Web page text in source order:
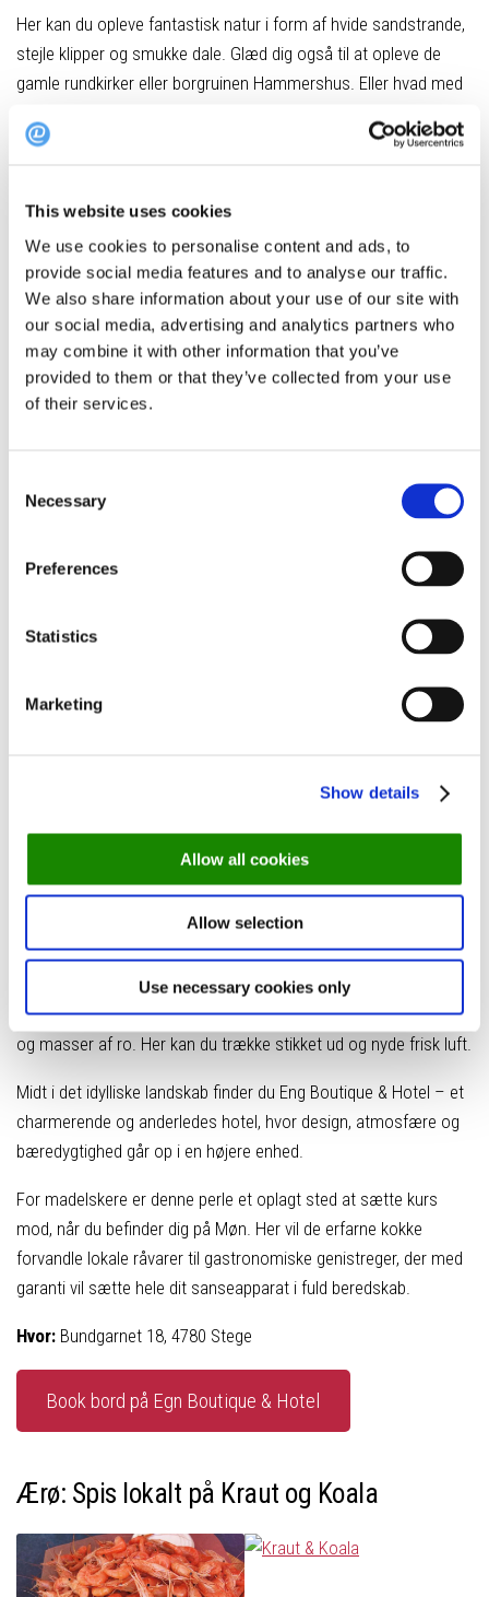
This website uses cookies
We use cookies to personalise content and ads, to
provide social media features and to analyse our traffic.
We also share information about your use of our site with
our social media, advertising and analytics partners who
may combine it with other information that you’ve
provided to them or that they’ve collected from your use
of their services.
Selection
Necessary
Preferences
Statistics
Marketing
Show details
Allow all cookies
Allow selection
Use necessary cookies only
Her kan du opleve fantastisk natur i form af hvide sandstrande,
stejle klipper og smukke dale. Glæd dig også til at opleve de
gamle rundkirker eller borgruinen Hammershus. Eller hvad med
oplevelser, der venter på Bornholm.
Nordlandet,der er blot et par skridt fra vandkanten. Her vil du
kunne nyde smuk havudsigt samt velsmag, god service og en
dejlig atmosfære.
På menukortet finder du forskellige a la carte retter, herunder
okse skuldermørbrad eller stegt havkat. Hvis du har svært ved
at beslutte dig, kan du også vælge Nordlandsmenuen, der
består af fire retter, som køkkenet vælger.
Møn: Natur, ro og smag hos Egn Boutique
Møn er en af Danmarks smukkeste øer, kendt kendt for sin
storslåede natur, særligt de ikoniske Møns Klint, grønne skove
og masser af ro. Her kan du trække stikket ud og nyde frisk luft.
Midt i det idylliske landskab finder du Eng Boutique & Hotel – et
charmerende og anderledes hotel, hvor design, atmosfære og
bæredygtighed går op i en højere enhed.
For madelskere er denne perle et oplagt sted at sætte kurs
mod, når du befinder dig på Møn. Her vil de erfarne kokke
forvandle lokale råvarer til gastronomiske genistreger, der med
garanti vil sætte hele dit sanseapparat i fuld beredskab.
Hvor: Bundgarnet 18, 4780 Stege
Book bord på Egn Boutique & Hotel
Ærø: Spis lokalt på Kraut og Koala